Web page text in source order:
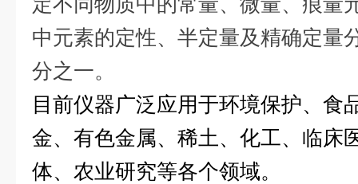
中元素的定性、半定量及精确定量
分之一。
目前仪器广泛应用于环境保护、食
金、有色金属、稀土、化工、临床
体、农业研究等各个领域。